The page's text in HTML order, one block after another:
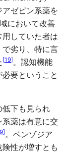
ゼピン系薬を
において改善
していた者は
劣り、特に言
[19]。認知機能
要ということ
下も見られ
薬は有意に交
]。ベンゾジア
性が増すとも